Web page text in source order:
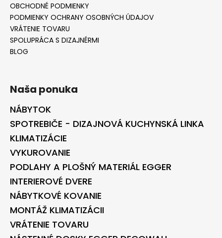
OBCHODNÉ PODMIENKY
PODMIENKY OCHRANY OSOBNÝCH ÚDAJOV
VRÁTENIE TOVARU
SPOLUPRÁCA S DIZAJNÉRMI
BLOG
Naša ponuka
NÁBYTOK
SPOTREBIČE - DIZAJNOVÁ KUCHYNSKÁ LINKA
KLIMATIZÁCIE
VYKUROVANIE
PODLAHY A PLOŠNÝ MATERIÁL EGGER
INTERIEROVÉ DVERE
NÁBYTKOVÉ KOVANIE
MONTÁŽ KLIMATIZÁCII
VRÁTENIE TOVARU